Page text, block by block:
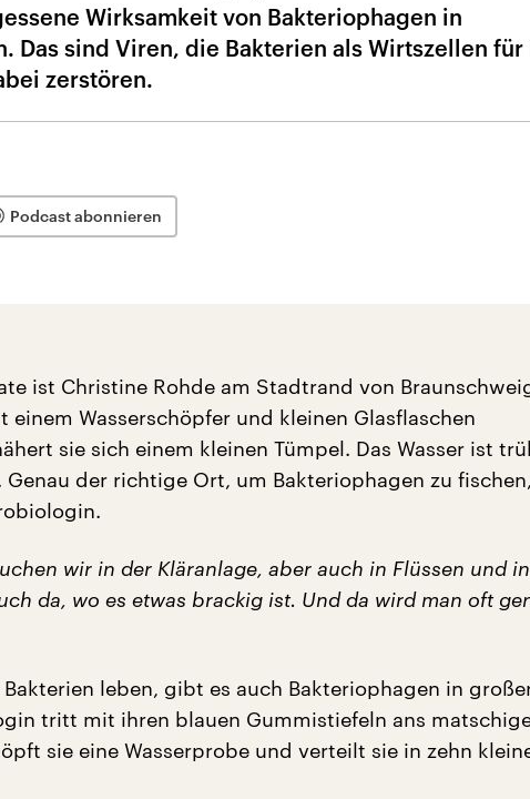
Wirksamkeit von Bakteriophagen in
Das sind Viren, die Bakterien als Wirtszellen für
zerstören.
Podcast abonnieren
ist Christine Rohde am Stadtrand von
einem Wasserschöpfer und kleinen Glasflaschen
sie sich einem kleinen Tümpel. Das Wasser ist
der richtige Ort, um Bakteriophagen zu fischen,
wir in der Kläranlage, aber auch in Flüssen und in
da, wo es etwas brackig ist. Und da wird man oft
leben, gibt es auch Bakteriophagen in
tritt mit ihren blauen Gummistiefeln ans
sie eine Wasserprobe und verteilt sie in zehn